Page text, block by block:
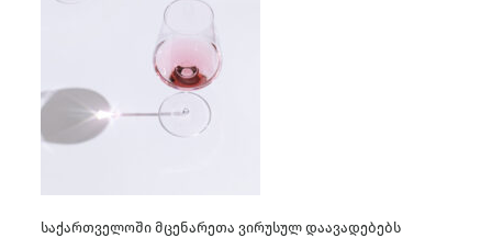
საქართველოში მცენარეთა ვირუსულ დაავადებებს